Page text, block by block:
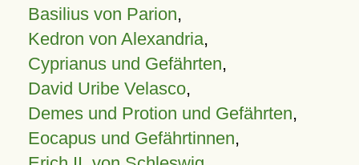
Basilius von Parion,
Kedron von Alexandria,
Cyprianus und Gefährten,
David Uribe Velasco,
Demes und Protion und Gefährten,
Eocapus und Gefährtinnen,